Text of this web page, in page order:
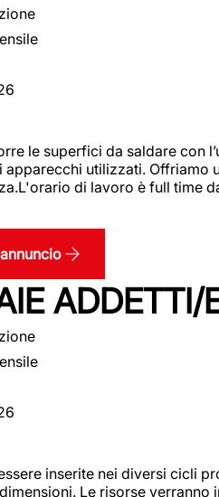
le superfici da saldare con
utilizzati.
di lavoro è full time
inserite nei diversi cicli
Le risorse